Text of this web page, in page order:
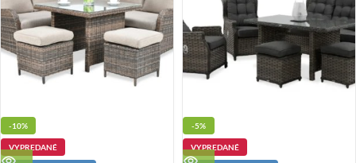
-10%
VYPREDANÉ
-5%
VYPREDANÉ